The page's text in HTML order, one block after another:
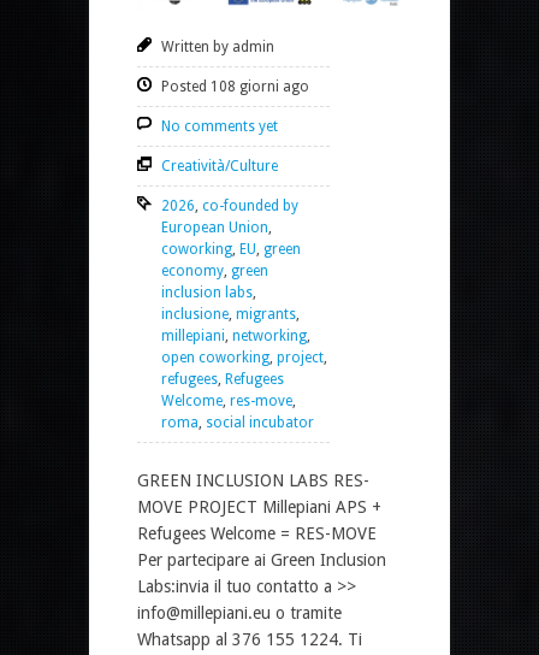
Written by admin
Posted 108 giorni ago
No comments yet
Creatività/Culture
2026, co-founded by
European Union,
coworking, EU, green
economy, green
inclusion labs,
inclusione, migrants,
millepiani, networking,
open coworking, project,
refugees, Refugees
Welcome, res-move,
roma, social incubator
GREEN INCLUSION LABS RES-
MOVE PROJECT Millepiani APS +
Refugees Welcome = RES-MOVE
Per partecipare ai Green Inclusion
Labs:invia il tuo contatto a >>
info@millepiani.eu o tramite
Whatsapp al 376 155 1224. Ti